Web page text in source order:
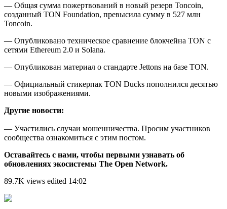
— Общая сумма пожертвований в новый резерв Toncoin,
созданный TON Foundation, превысила сумму в 527 млн
Toncoin.
— Опубликовано техническое сравнение блокчейна TON с
сетями Ethereum 2.0 и Solana.
— Опубликован материал о стандарте Jettons на базе TON.
— Официальный стикерпак TON Ducks пополнился десятью
новыми изображениями.
Другие новости:
— Участились случаи мошенничества. Просим участников
сообщества ознакомиться с этим постом.
Оставайтесь с нами, чтобы первыми узнавать об
обновлениях экосистемы The Open Network.
89.7K views edited 14:02